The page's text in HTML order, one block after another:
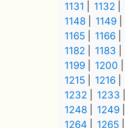
1131
1132
1148
1149
1165
1166
1182
1183
1199
1200
1215
1216
1232
1233
1248
1249
1264
1265